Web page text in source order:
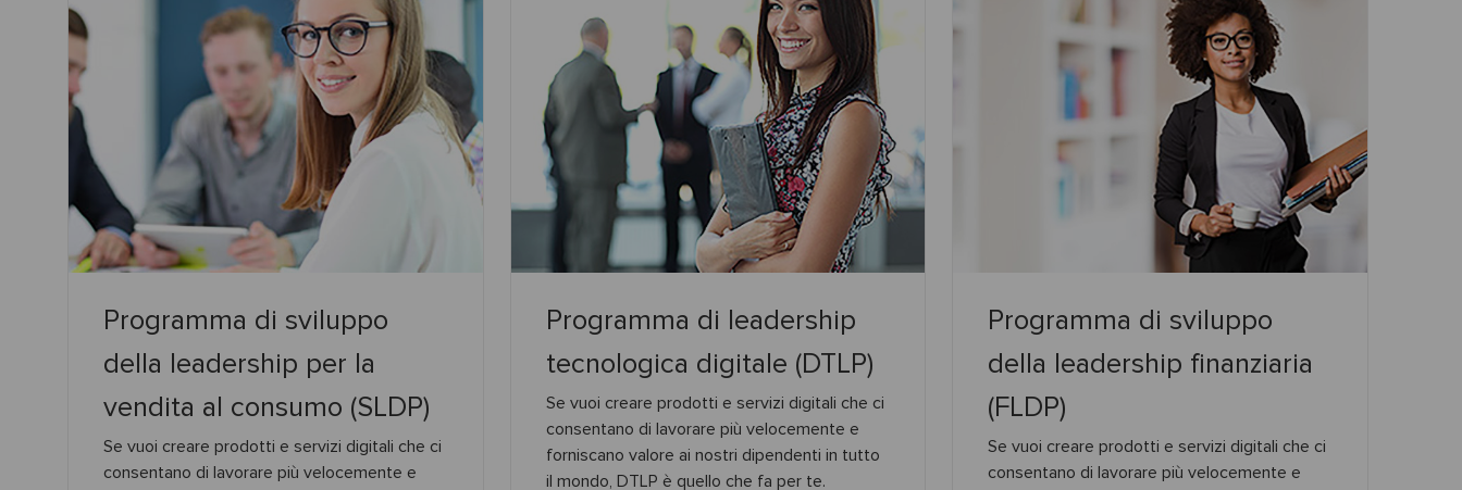
Programma di sviluppo
della leadership per la
vendita al consumo (SLDP)
Se vuoi creare prodotti e servizi digitali che ci
consentano di lavorare più velocemente e
Programma di leadership
tecnologica digitale (DTLP)
Se vuoi creare prodotti e servizi digitali che ci
consentano di lavorare più velocemente e
forniscano valore ai nostri dipendenti in tutto
il mondo, DTLP è quello che fa per te.
Programma di sviluppo
della leadership finanziaria
(FLDP)
Se vuoi creare prodotti e servizi digitali che ci
consentano di lavorare più velocemente e